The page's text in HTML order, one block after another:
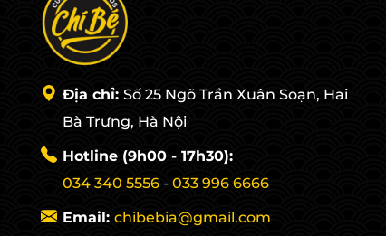
Địa chỉ: Số 25 Ngõ Trần Xuân Soạn, Hai
Bà Trưng, Hà Nội
Hotline (9h00 - 17h30):
034 340 5556 - 033 996 6666
Email: chibebia@gmail.com